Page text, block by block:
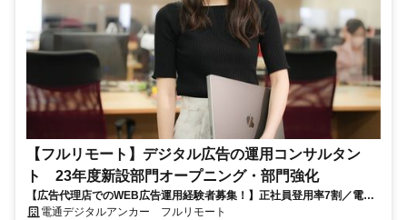
【フルリモート】デジタル広告の運用コンサルタン
ト 23年度新設部門オープニング・部門強化
【広告代理店でのWEB広告運用経験者募集！】正社員登用率7割／電通
G／全国×完全在宅／年休126日・土日祝休み／残業月平均4時間19分
電通デジタルアンカー フルリモート